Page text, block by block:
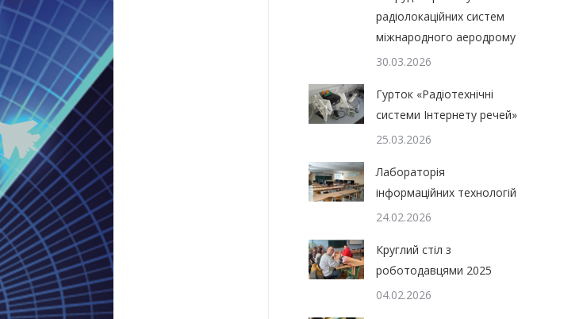
радіолокаційних систем
міжнародного аеродрому
30.03.2026
Гурток «Радіотехнічні
системи Інтернету речей»
25.03.2026
Лабораторія
інформаційних технологій
24.02.2026
Круглий стіл з
роботодавцями 2025
04.02.2026